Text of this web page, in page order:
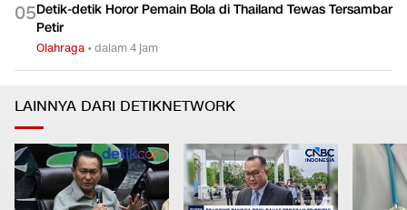
05Detik-detik Horor Pemain Bola di Thailand Tewas Tersambar
Petir
Olahraga •dalam 4 jam
LAINNYA DARI DETIKNETWORK